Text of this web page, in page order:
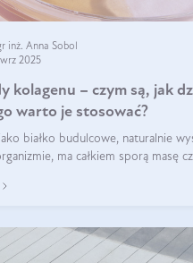
inż. Anna Sobol
2025
kolagenu – czym są, jak
warto je stosować?
białko budulcowe, naturalnie
ma całkiem sporą masę
trudno strawialny. Aby był